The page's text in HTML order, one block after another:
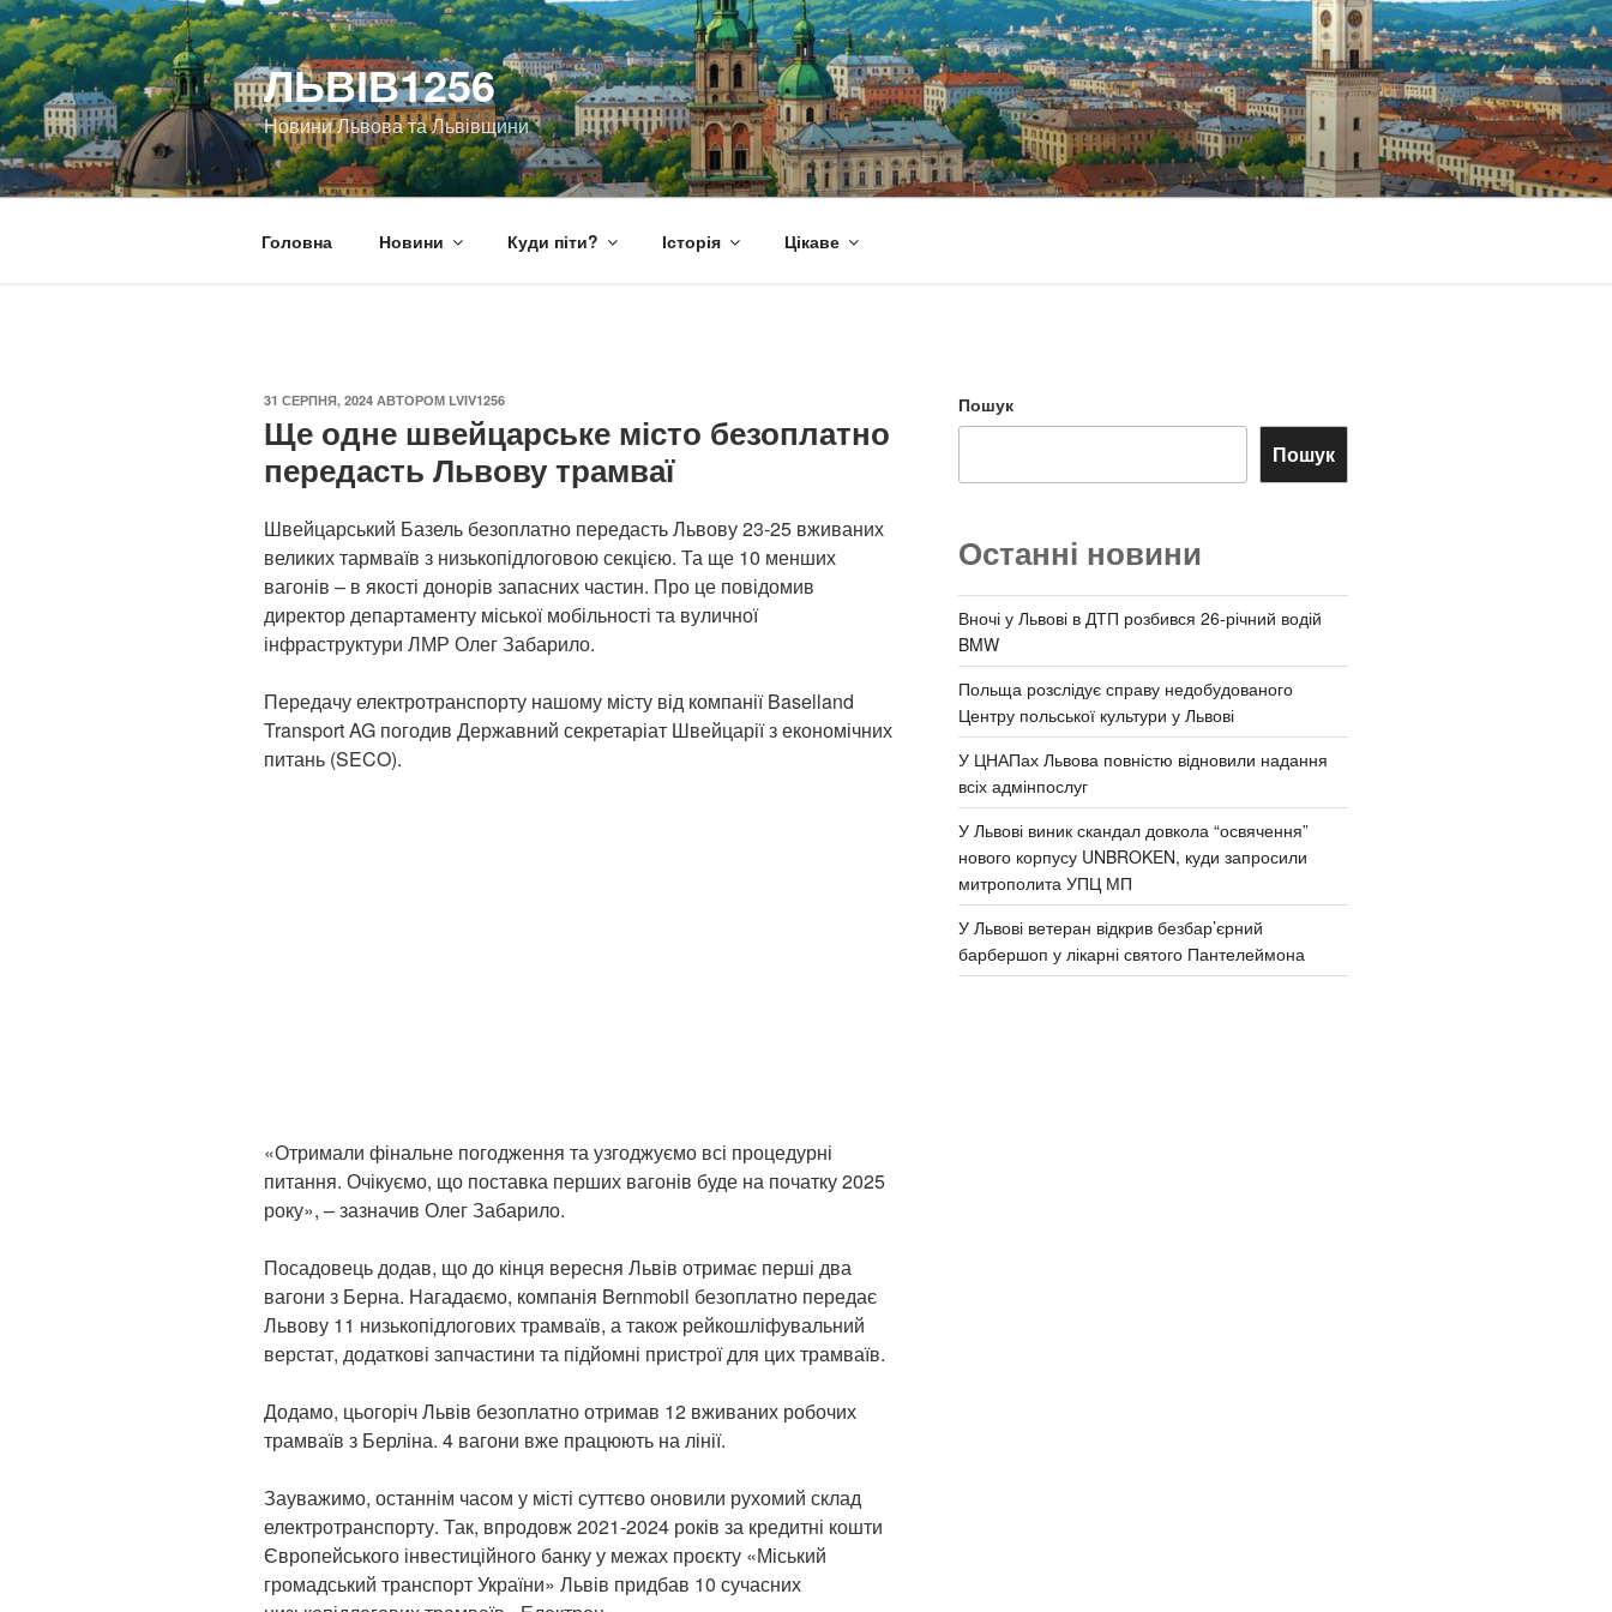
Перейти
до
вмісту
ЛЬВІВ1256
Новини Львова та Львівщини
Головна Новини Куди піти? Історія Цікаве
ОПУБЛІКОВАНО
31 СЕРПНЯ, 2024 АВТОРОМ LVIV1256
Ще одне швейцарське місто безоплатно
передасть Львову трамваї
Швейцарський Базель безоплатно передасть Львову 23-25 вживаних
великих тармваїв з низькопідлоговою секцією. Та ще 10 менших
вагонів – в якості донорів запасних частин. Про це повідомив
директор департаменту міської мобільності та вуличної
інфраструктури ЛМР Олег Забарило.
Передачу електротранспорту нашому місту від компанії Baselland
Transport AG погодив Державний секретаріат Швейцарії з економічних
питань (SECO).
«Отримали фінальне погодження та узгоджуємо всі процедурні
питання. Очікуємо, що поставка перших вагонів буде на початку 2025
року», – зазначив Олег Забарило.
Посадовець додав, що до кінця вересня Львів отримає перші два
вагони з Берна. Нагадаємо, компанія Bernmobil безоплатно передає
Львову 11 низькопідлогових трамваїв, а також рейкошліфувальний
верстат, додаткові запчастини та підйомні пристрої для цих трамваїв.
Додамо, цьогоріч Львів безоплатно отримав 12 вживаних робочих
трамваїв з Берліна. 4 вагони вже працюють на лінії.
Зауважимо, останнім часом у місті суттєво оновили рухомий склад
електротранспорту. Так, впродовж 2021-2024 років за кредитні кошти
Європейського інвестиційного банку у межах проєкту «Міський
громадський транспорт України» Львів придбав 10 сучасних
Пошук
Пошук
Останні новини
Вночі у Львові в ДТП розбився 26-річний водій
BMW
Польща розслідує справу недобудованого
Центру польської культури у Львові
У ЦНАПах Львова повністю відновили надання
всіх адмінпослуг
У Львові виник скандал довкола “освячення”
нового корпусу UNBROKEN, куди запросили
митрополита УПЦ МП
У Львові ветеран відкрив безбар’єрний
барбершоп у лікарні святого Пантелеймона